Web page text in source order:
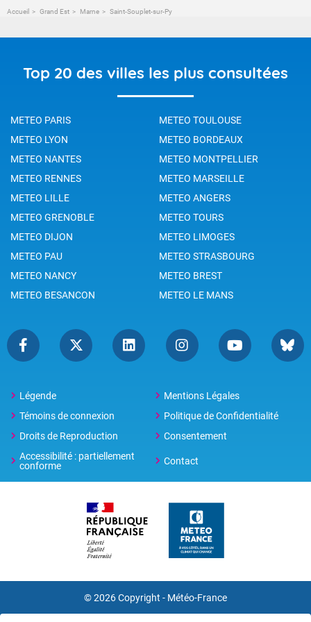
Accueil Grand Est Marne Saint-Souplet-sur-Py
Top 20 des villes les plus consultées
METEO PARIS
METEO TOULOUSE
METEO LYON
METEO BORDEAUX
METEO NANTES
METEO MONTPELLIER
METEO RENNES
METEO MARSEILLE
METEO LILLE
METEO ANGERS
METEO GRENOBLE
METEO TOURS
METEO DIJON
METEO LIMOGES
METEO PAU
METEO STRASBOURG
METEO NANCY
METEO BREST
METEO BESANCON
METEO LE MANS
Légende
Mentions Légales
Témoins de connexion
Politique de Confidentialité
Droits de Reproduction
Consentement
Accessibilité : partiellement
conforme
Contact
© 2026 Copyright - Météo-France